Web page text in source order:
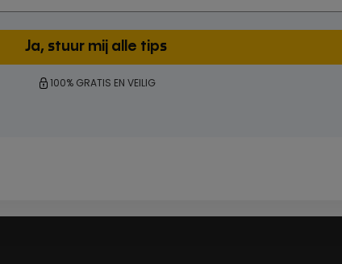
100% GRATIS EN VEILIG